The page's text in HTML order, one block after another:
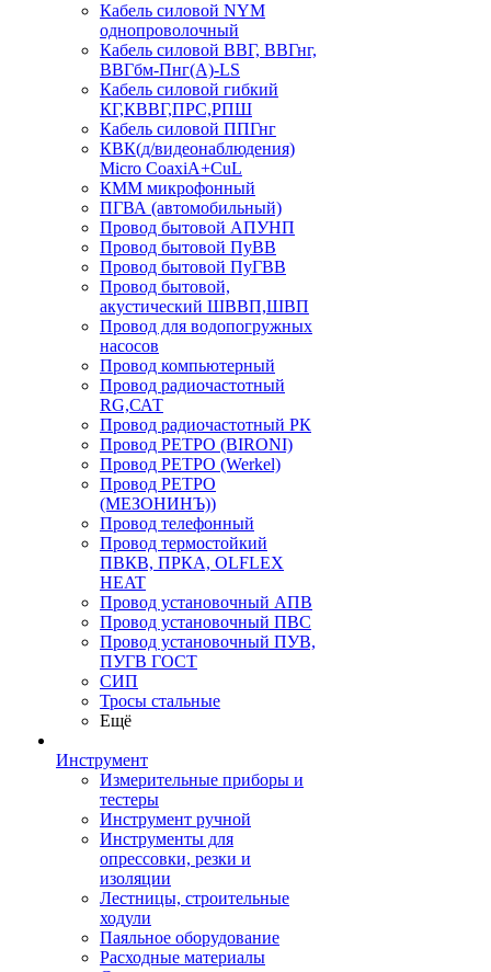
Кабель силовой NYM
однопроволочный
Кабель силовой ВВГ, ВВГнг,
ВВГбм-Пнг(А)-LS
Кабель силовой гибкий
КГ,КВВГ,ПРС,РПШ
Кабель силовой ППГнг
КВК(д/видеонаблюдения)
Micro CoaxiA+CuL
КММ микрофонный
ПГВА (автомобильный)
Провод бытовой АПУНП
Провод бытовой ПуВВ
Провод бытовой ПуГВВ
Провод бытовой,
акустический ШВВП,ШВП
Провод для водопогружных
насосов
Провод компьютерный
Провод радиочастотный
RG,САТ
Провод радиочастотный РК
Провод РЕТРО (BIRONI)
Провод РЕТРО (Werkel)
Провод РЕТРО
(МЕЗОНИНЪ))
Провод телефонный
Провод термостойкий
ПВКВ, ПРКА, OLFLEX
HEAT
Провод установочный АПВ
Провод установочный ПВС
Провод установочный ПУВ,
ПУГВ ГОСТ
СИП
Тросы стальные
Ещё
Инструмент
Измерительные приборы и
тестеры
Инструмент ручной
Инструменты для
опрессовки, резки и
изоляции
Лестницы, строительные
ходули
Паяльное оборудование
Расходные материалы